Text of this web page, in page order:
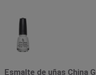
Esmalte de uñas China